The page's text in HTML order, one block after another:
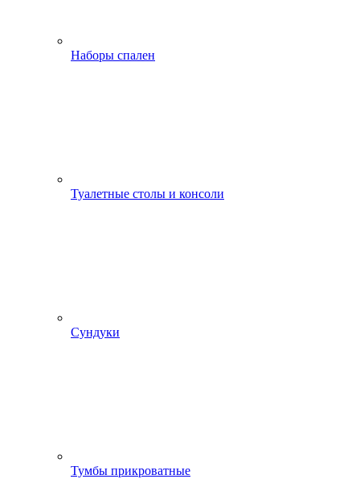
Наборы спален
Туалетные столы и консоли
Сундуки
Тумбы прикроватные